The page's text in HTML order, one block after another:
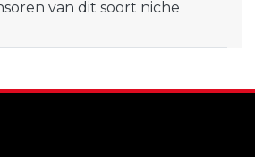
van dit soort niche